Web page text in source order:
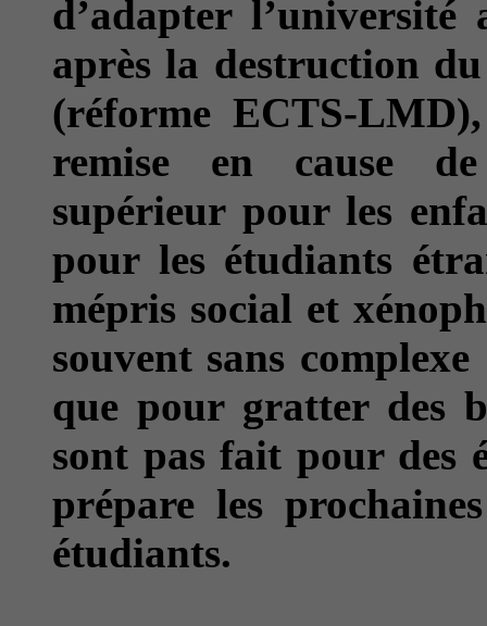
d’adapter
après la destruction
(réforme ECTS-
remise en cause de
supérieur pour les
pour les étudiants
mépris social et
souvent sans
que pour gratter des
sont pas fait pour des
prépare les
étudiants.